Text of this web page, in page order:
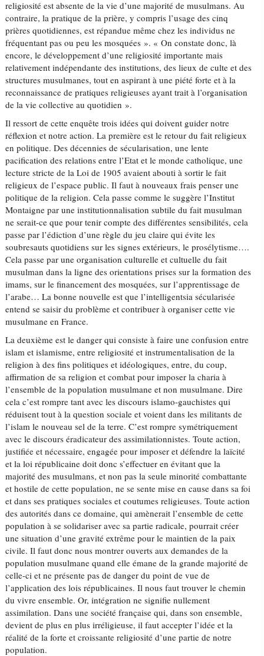
religiosité est absente de la vie d’une majorité de musulmans. Au
contraire, la pratique de la prière, y compris l’usage des cinq
prières quotidiennes, est répandue même chez les individus ne
fréquentant pas ou peu les mosquées ». « On constate donc, là
encore, le développement d’une religiosité importante mais
relativement indépendante des institutions, des lieux de culte et des
structures musulmanes, tout en aspirant à une piété forte et à la
reconnaissance de pratiques religieuses ayant trait à l’organisation
de la vie collective au quotidien ».
Il ressort de cette enquête trois idées qui doivent guider notre
réflexion et notre action. La première est le retour du fait religieux
en politique. Des décennies de sécularisation, une lente
pacification des relations entre l’Etat et le monde catholique, une
lecture stricte de la Loi de 1905 avaient abouti à sortir le fait
religieux de l’espace public. Il faut à nouveaux frais penser une
politique de la religion. Cela passe comme le suggère l’Institut
Montaigne par une institutionnalisation subtile du fait musulman
ne serait-ce que pour tenir compte des différentes sensibilités, cela
passe par l’édiction d’une règle du jeu claire qui évite les
soubresauts quotidiens sur les signes extérieurs, le prosélytisme….
Cela passe par une organisation culturelle et cultuelle du fait
musulman dans la ligne des orientations prises sur la formation des
imams, sur le financement des mosquées, sur l’apprentissage de
l’arabe… La bonne nouvelle est que l’intelligentsia sécularisée
entend se saisir du problème et contribuer à organiser cette vie
musulmane en France.
La deuxième est le danger qui consiste à faire une confusion entre
islam et islamisme, entre religiosité et instrumentalisation de la
religion à des fins politiques et idéologiques, entre, du coup,
affirmation de sa religion et combat pour imposer la charia à
l’ensemble de la population musulmane et non musulmane. Dire
cela c’est rompre tant avec les discours islamo-gauchistes qui
réduisent tout à la question sociale et voient dans les militants de
l’islam le nouveau sel de la terre. C’est rompre symétriquement
avec le discours éradicateur des assimilationnistes. Toute action,
justifiée et nécessaire, engagée pour imposer et défendre la laïcité
et la loi républicaine doit donc s’effectuer en évitant que la
majorité des musulmans, et non pas la seule minorité combattante
et hostile de cette population, ne se sente mise en cause dans sa foi
et dans ses pratiques sociales et coutumes religieuses. Toute action
des autorités dans ce domaine, qui amènerait l’ensemble de cette
population à se solidariser avec sa partie radicale, pourrait créer
une situation d’une gravité extrême pour le maintien de la paix
civile. Il faut donc nous montrer ouverts aux demandes de la
population musulmane quand elle émane de la grande majorité de
celle-ci et ne présente pas de danger du point de vue de
l’application des lois républicaines. Il nous faut trouver le chemin
du vivre ensemble. Or, intégration ne signifie nullement
assimilation. Dans une société française qui, dans son ensemble,
devient de plus en plus irréligieuse, il faut accepter l’idée et la
réalité de la forte et croissante religiosité d’une partie de notre
population.